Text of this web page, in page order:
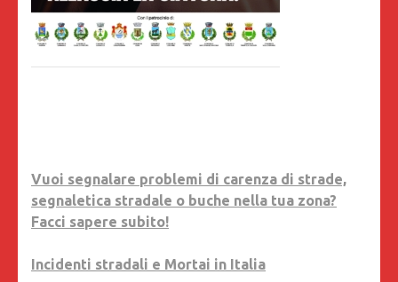
Vuoi segnalare problemi di carenza di strade,
segnaletica stradale o buche nella tua zona?
Facci sapere subito!
Incidenti stradali e Mortai in Italia